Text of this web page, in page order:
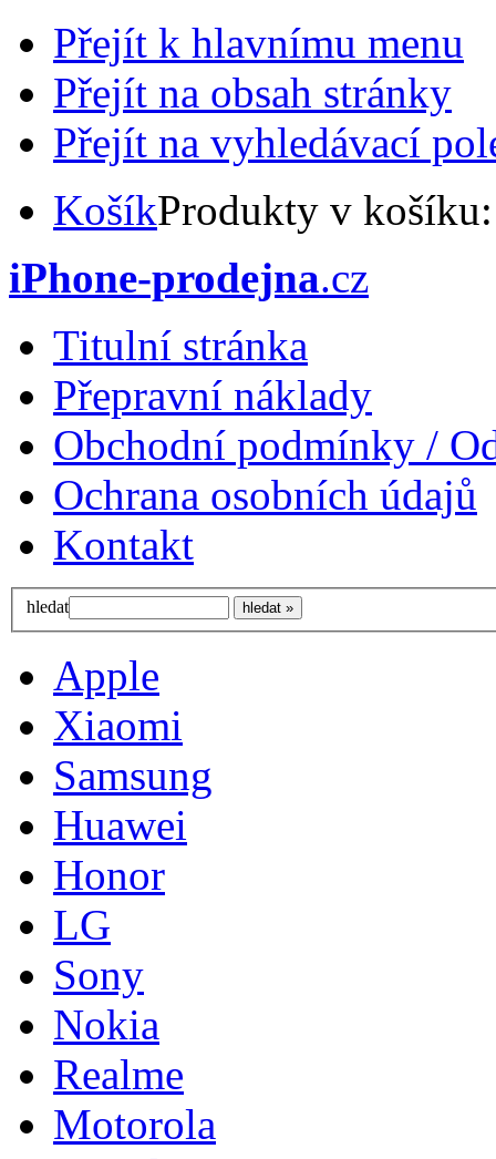
Přejít k hlavnímu menu
Přejít na obsah stránky
Přejít na vyhledávací
KošíkProdukty v
iPhone-prodejna.cz
Titulní stránka
Přepravní náklady
Obchodní podmínky /
Ochrana osobních údajů
Kontakt
hledat
Apple
Xiaomi
Samsung
Huawei
Honor
LG
Sony
Nokia
Realme
Motorola